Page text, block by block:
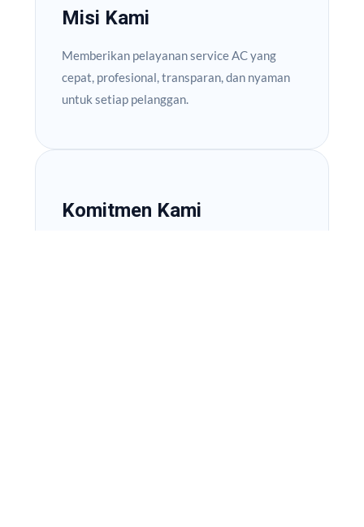
Misi Kami
Memberikan pelayanan service AC yang
cepat, profesional, transparan, dan nyaman
untuk setiap pelanggan.
Komitmen Kami